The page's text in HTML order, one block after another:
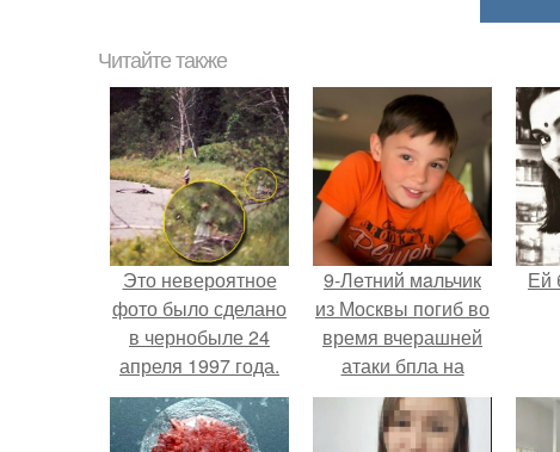
Читайте также
Это невероятное
фото было сделано
в чернобыле 24
апреля 1997 года.
9-Лeтний мaльчик
из Москвы погиб во
время вчерашней
атаки бпла на
пляже под
Геленджиком.
Ей